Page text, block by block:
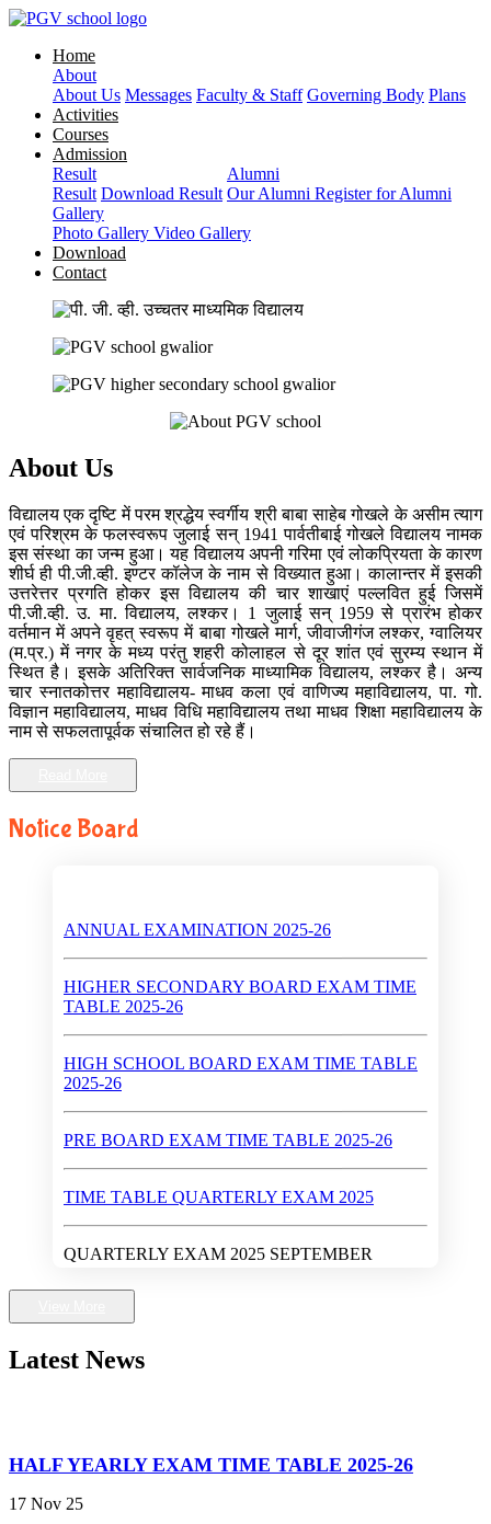
Home
About
About Us Messages Faculty & Staff Governing Body Plans
Activities
Courses
Admission
Result
Result Download Result
Alumni
Our Alumni Register for Alumni
Gallery
Photo Gallery Video Gallery
Download
Contact
About Us
विद्यालय एक दृष्टि में परम श्रद्धेय स्वर्गीय श्री बाबा साहेब गोखले के असीम त्याग
एवं परिश्रम के फलस्वरूप जुलाई सन् 1941 पार्वतीबाई गोखले विद्यालय नामक
इस संस्था का जन्म हुआ। यह विद्यालय अपनी गरिमा एवं लोकप्रियता के कारण
शीर्घ ही पी.जी.व्ही. इण्टर कॉलेज के नाम से विख्यात हुआ। कालान्तर में इसकी
उत्तरेत्तर प्रगति होकर इस विद्यालय की चार शाखाएं पल्लवित हुई जिसमें
पी.जी.व्ही. उ. मा. विद्यालय, लश्कर। 1 जुलाई सन् 1959 से प्रारंभ होकर
वर्तमान में अपने वृहत् स्वरूप में बाबा गोखले मार्ग, जीवाजीगंज लश्कर, ग्वालियर
(म.प्र.) में नगर के मध्य परंतु शहरी कोलाहल से दूर शांत एवं सुरम्य स्थान में
स्थित है। इसके अतिरिक्त सार्वजनिक माध्यामिक विद्यालय, लश्कर है। अन्य
चार स्नातकोत्तर महाविद्यालय- माधव कला एवं वाणिज्य महाविद्यालय, पा. गो.
विज्ञान महाविद्यालय, माधव विधि महाविद्यालय तथा माधव शिक्षा महाविद्यालय के
नाम से सफलतापूर्वक संचालित हो रहे हैं।
Notice Board
HIGHER SECONDARY BOARD EXAM TIME
TABLE 2025-26
HIGH SCHOOL BOARD EXAM TIME TABLE
2025-26
PRE BOARD EXAM TIME TABLE 2025-26
TIME TABLE QUARTERLY EXAM 2025
QUARTERLY EXAM 2025 SEPTEMBER
Walk-In-Interview (Dates : May 28 - 30, 2024)
2024
High School Exam 2024
Latest News
17 Nov 25